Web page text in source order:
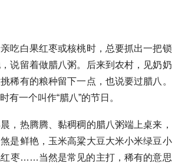
吃白果红枣或核桃时，总要抓出一把锁
说留着做腊八粥。后来到农村，见奶奶
稀有的粮种留下一点，也说要过腊八。
有一个叫作“腊八”的节日。
，热腾腾、黏稠稠的腊八粥端上桌来，
是鲜艳，玉米高粱大豆大米小米绿豆小
红枣……当然是常见的主打，稀有的意思